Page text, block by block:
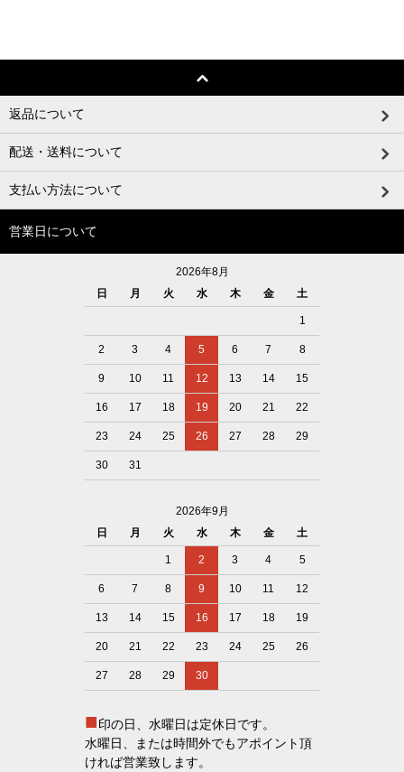
返品について
配送・送料について
支払い方法について
営業日について
2026年8月
日
月 火 水 木 金 土
1
2 3 4 5 6 7 8
9 10 11 12 13 14 15
16 17 18 19 20 21 22
23 24 25 26 27 28 29
30 31
2026年9月
日
月 火 水 木 金 土
1 2 3 4 5
6 7 8 9 10 11 12
13 14 15 16 17 18 19
20 21 22 23 24 25 26
27 28 29 30
■印の日、水曜日は定休日です。
水曜日、または時間外でもアポイント頂
ければ営業致します。